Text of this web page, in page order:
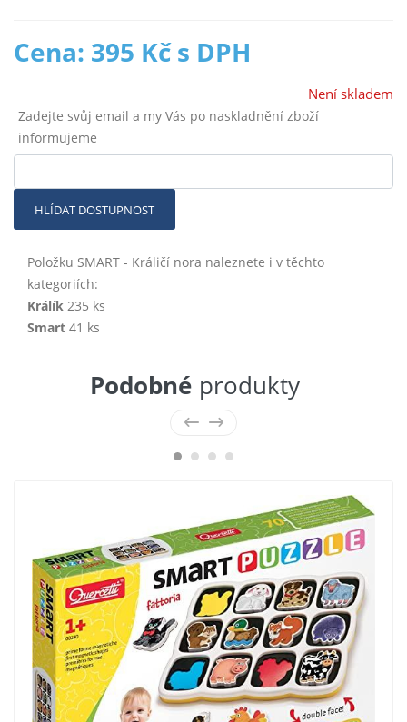
Cena: 395 Kč s DPH
Není skladem
Zadejte svůj email a my Vás po naskladnění zboží
informujeme
HLÍDAT DOSTUPNOST
Položku SMART - Králičí nora naleznete i v těchto
kategoriích:
Králík 235 ks
Smart 41 ks
Podobné produkty